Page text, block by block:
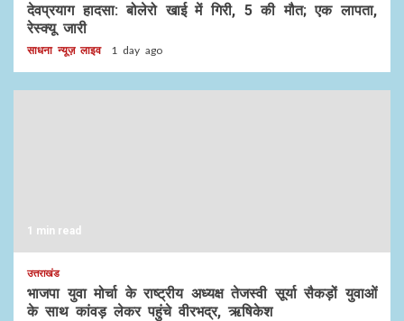
देवप्रयाग हादसा: बोलेरो खाई में गिरी, 5 की मौत; एक लापता,
रेस्क्यू जारी
साधना न्यूज़ लाइव 1 day ago
1 min read
उत्तराखंड
भाजपा युवा मोर्चा के राष्ट्रीय अध्यक्ष तेजस्वी सूर्या सैकड़ों युवाओं
के साथ कांवड़ लेकर पहुंचे वीरभद्र, ऋषिकेश